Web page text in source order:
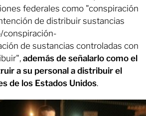
federales como "conspiración
de distribuir sustancias
conspiración-
de sustancias controladas con
además de señalarlo como el
a su personal a distribuir el
de los Estados Unidos.